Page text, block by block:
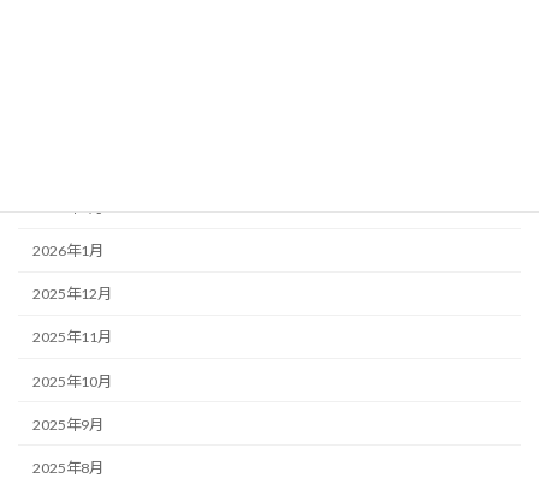
2026年2月
2026年1月
2025年12月
2025年11月
2025年10月
2025年9月
2025年8月